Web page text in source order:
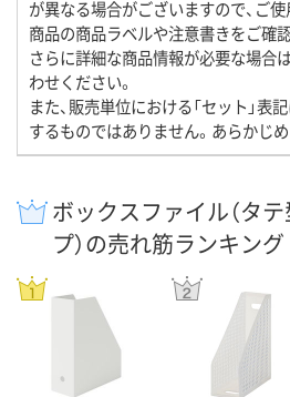
が異なる場合がございますので、ご
商品の商品ラベルや注意書きをご確
さらに詳細な商品情報が必要な場合
わせください。
また、販売単位における「セット」表
するものではありません。あらかじ
ボックスファイル（タ
プ）の売れ筋ランキング